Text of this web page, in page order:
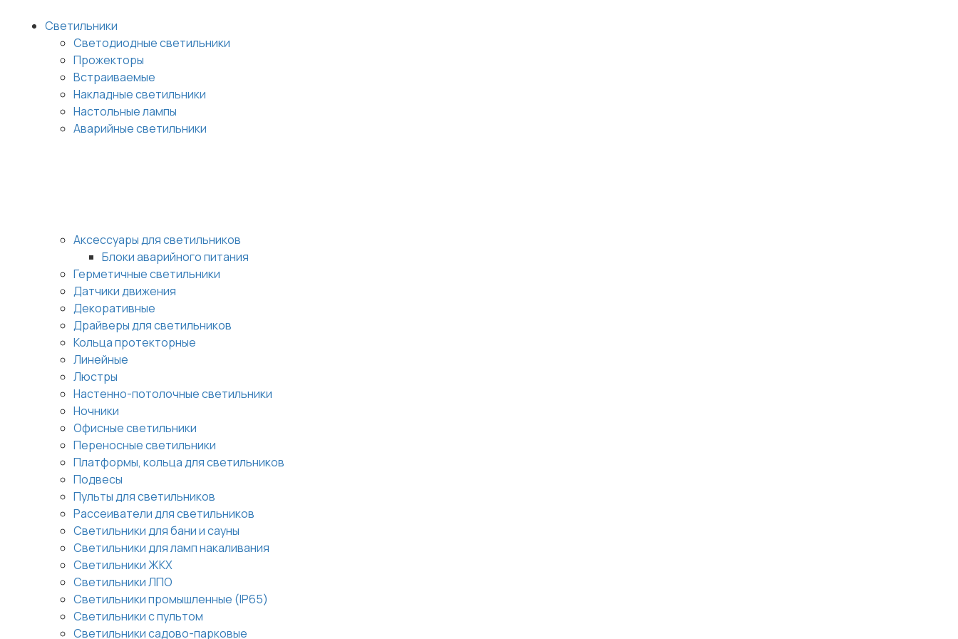
Светильники
Светодиодные светильники
Прожекторы
Встраиваемые
Накладные светильники
Настольные лампы
Аварийные светильники
Аксессуары для светильников
Блоки аварийного питания
Герметичные светильники
Датчики движения
Декоративные
Драйверы для светильников
Кольца протекторные
Линейные
Люстры
Настенно-потолочные светильники
Ночники
Офисные светильники
Переносные светильники
Платформы, кольца для светильников
Подвесы
Пульты для светильников
Рассеиватели для светильников
Светильники для бани и сауны
Светильники для ламп накаливания
Светильники ЖКХ
Светильники ЛПО
Светильники промышленные (IP65)
Светильники с пультом
Светильники садово-парковые